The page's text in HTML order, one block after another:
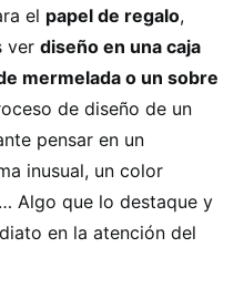
el papel de regalo,
ver diseño en una caja
mermelada o un sobre
de diseño de un
pensar en un
inusual, un color
Algo que lo destaque y
en la atención del